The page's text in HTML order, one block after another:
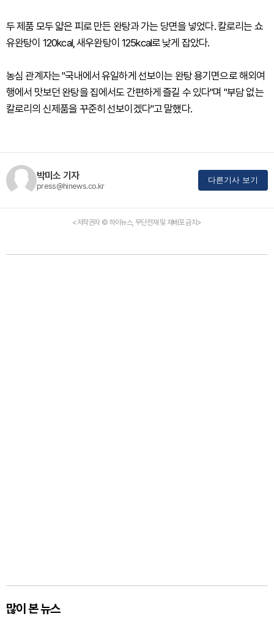
두 제품 모두 얇은 피로 만든 완탕과 가는 당면을 넣었다. 칼로리는 쇼
유완탕이 120kcal, 새우완탕이 125kcal로 낮게 잡았다.
농심 관계자는 "국내에서 유일하게 선보이는 완탕 용기면으로 해외여
행에서 맛보던 완탕을 집에서도 간편하게 즐길 수 있다"며 "부담 없는
칼로리의 신제품을 꾸준히 선보이겠다"고 말했다.
박미소 기자
press@hinews.co.kr
다른기사 보기
<저작권자 © 하이뉴스, 무단전재 및 재배포 금지>
많이 본 뉴스